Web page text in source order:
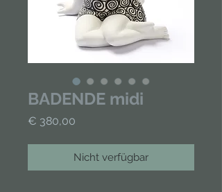
BADENDE midi
€ 380,00
Nicht verfügbar